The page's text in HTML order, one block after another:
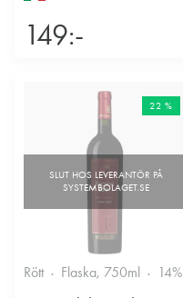
149:-
22 %
Rött Flaska, 750ml 14%